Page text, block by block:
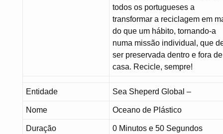
todos os portugueses a
transformar a reciclagem em
do que um hábito, tornando-a
numa missão individual, que
ser preservada dentro e fora de
casa. Recicle, sempre!
Entidade Sea Sheperd Global –
Nome Oceano de Plástico
Duração 0 Minutos e 50 Segundos